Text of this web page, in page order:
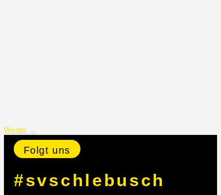
Weiter →
Folgt uns
#svschlebusch